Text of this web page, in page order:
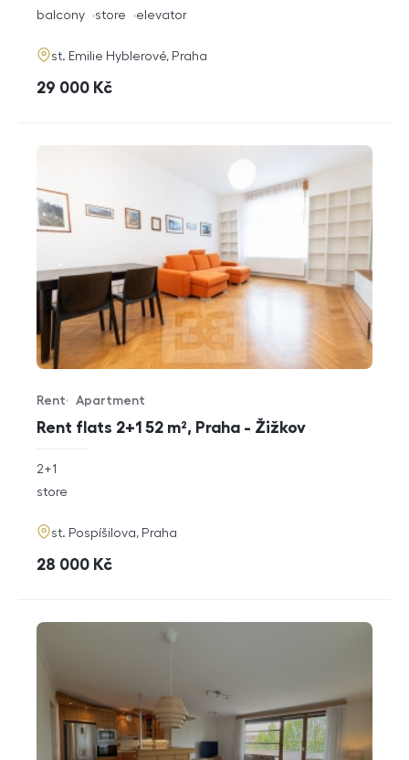
funkce
balcony store elevator
adresa
st. Emilie Hyblerové, Praha
cena
29 000 Kč
Rent flats 2+1 52 m², Praha - Žižkov
Offer type
Rent
Property type
Apartment
rozměry
2+1
funkce
store
adresa
st. Pospíšilova, Praha
cena
28 000 Kč